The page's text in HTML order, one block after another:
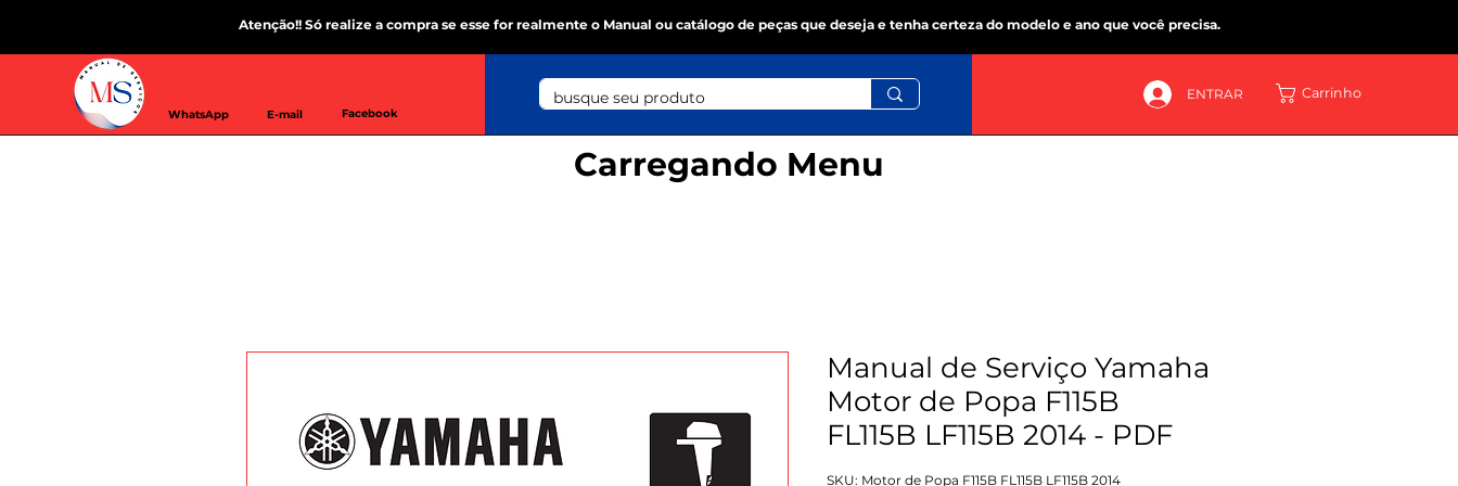
Atenção!! Só realize a compra se esse for realmente o Manual ou catálogo de peças que deseja e tenha certeza do modelo e ano que você precisa.
ENTRAR Carrinho
WhatsApp E-mail Facebook
Carregando Menu
Manual de Serviço Yamaha
Motor de Popa F115B
FL115B LF115B 2014 - PDF
SKU: Motor de Popa F115B FL115B LF115B 2014